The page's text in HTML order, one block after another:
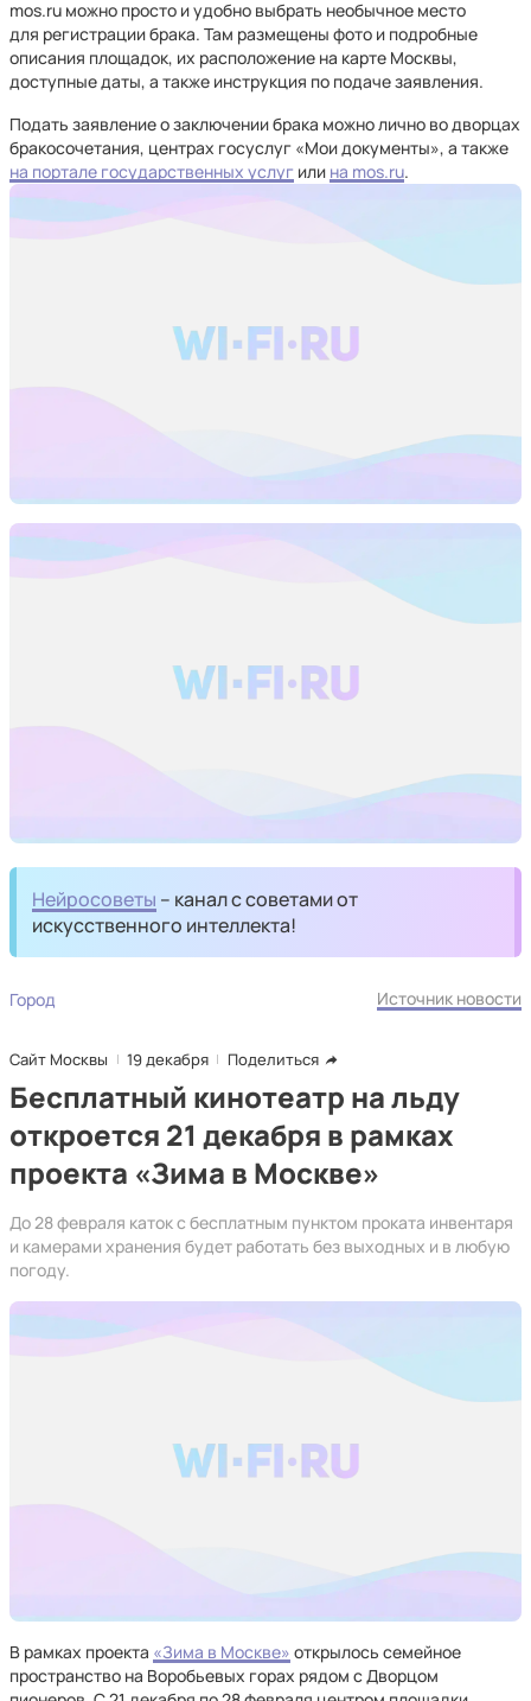
mos.ru можно просто и удобно выбрать необычное место
для регистрации брака. Там размещены фото и подробные
описания площадок, их расположение на карте Москвы,
доступные даты, а также инструкция по подаче заявления.
Подать заявление о заключении брака можно лично во дворцах
бракосочетания, центрах госуслуг «Мои документы», а также
на портале государственных услуг или на mos.ru.
Нейросоветы – канал с советами от
искусственного интеллекта!
Город Источник новости
Сайт Москвы 19 декабря Поделиться
Бесплатный кинотеатр на льду
откроется 21 декабря в рамках
проекта «Зима в Москве»
До 28 февраля каток с бесплатным пунктом проката инвентаря
и камерами хранения будет работать без выходных и в любую
погоду.
В рамках проекта «Зима в Москве» открылось семейное
пространство на Воробьевых горах рядом с Дворцом